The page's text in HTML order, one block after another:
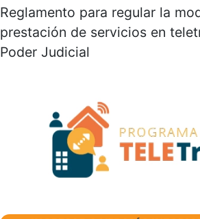
Reglamento para regular la
prestación de servicios en
Poder Judicial